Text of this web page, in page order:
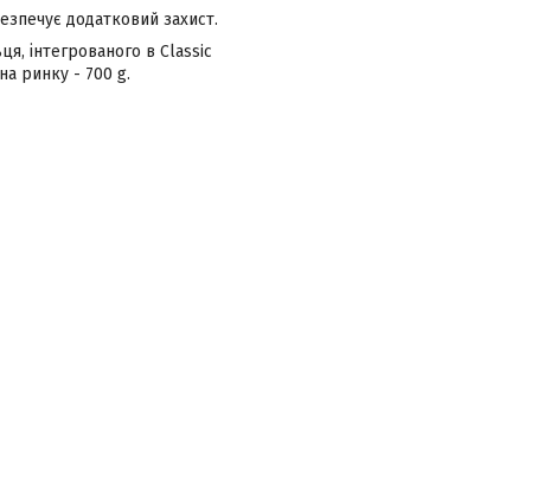
додатковий захист.
інтегрованого в Classic
ринку - 700 g.